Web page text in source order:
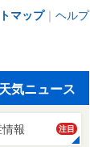
マップ｜ ヘルプ
天気ニュース
報 注目